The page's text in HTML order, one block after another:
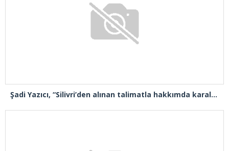
Şadi Yazıcı, “Silivri’den alınan talimatla hakkımda karalama kampanyası yürütülüyor”